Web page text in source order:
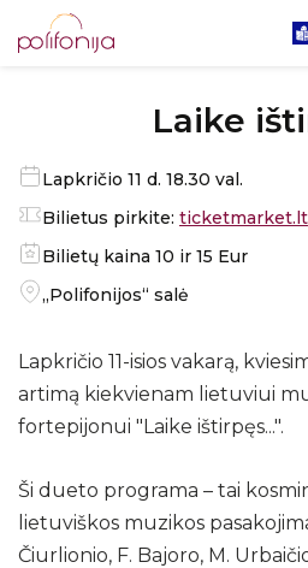
Vestibiulis
„KAIP EŽIUKAS
Edukacinis
MUZIKA"
Programa
Laike
Lapkričio 11 d. 18.30 val.
Bilietus pirkite: ticketmarket.lt
Bilietų kaina 10 ir 15 Eur
„Polifonijos“ salė
Lapkričio 11-isios vakarą,
artimą kiekvienam lietuviui
fortepijonui "Laike ištirpęs...".
Ši dueto programa – tai
lietuviškos muzikos
Čiurlionio, F. Bajoro, M.